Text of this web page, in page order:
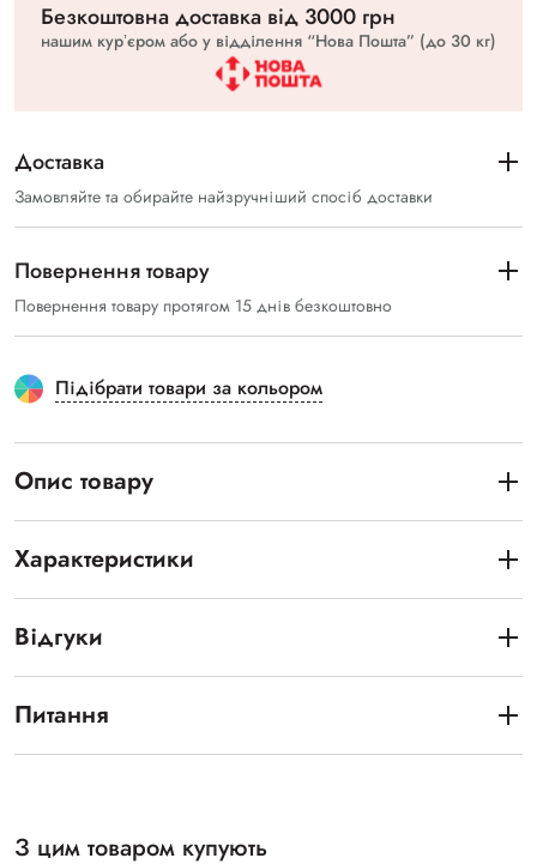
Безкоштовна доставка вiд 3000 грн
нашим курʼєром або у відділення “Нова Пошта” (до 30 кг)
Доставка
Замовляйте та обирайте найзручніший спосіб доставки
Повернення товару
Повернення товару протягом 15 днів безкоштовно
Підібрати товари за кольором
Опис товару
Характеристики
Відгуки
Питання
З цим товаром купують